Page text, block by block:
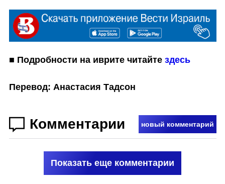
■ Подробности на иврите читайте здесь
Перевод: Анастасия Тадсон
Комментарии новый комментарий
Показать еще комментарии